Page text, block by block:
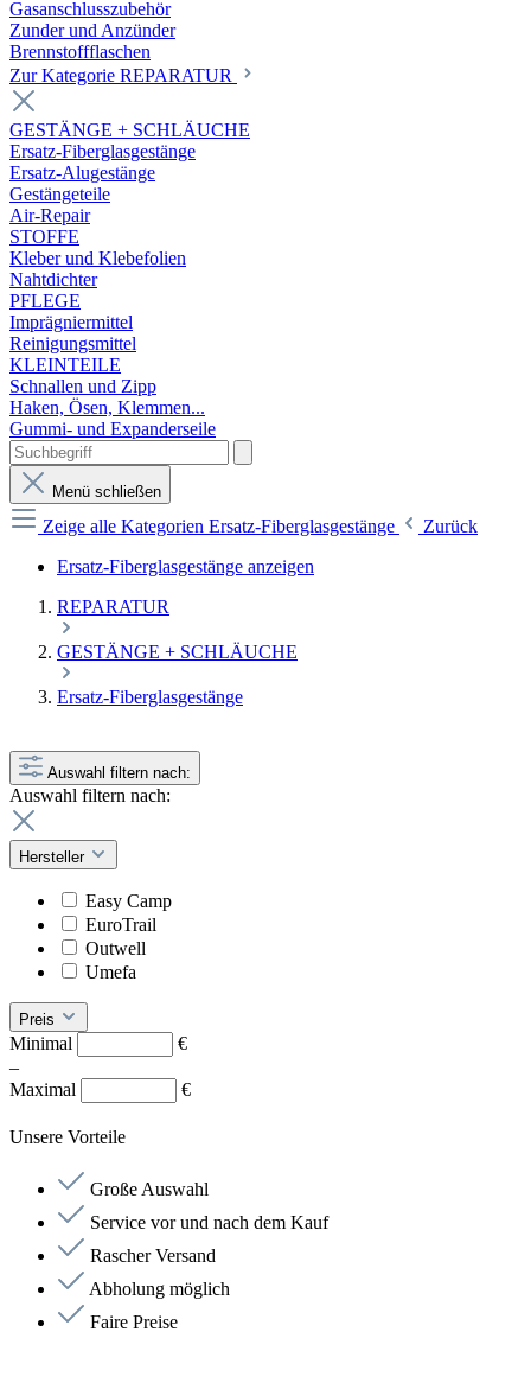
Gasanschlusszubehör
Zunder und Anzünder
Brennstoffflaschen
Zur Kategorie REPARATUR
GESTÄNGE + SCHLÄUCHE
Ersatz-Fiberglasgestänge
Ersatz-Alugestänge
Gestängeteile
Air-Repair
STOFFE
Kleber und Klebefolien
Nahtdichter
PFLEGE
Imprägniermittel
Reinigungsmittel
KLEINTEILE
Schnallen und Zipp
Haken, Ösen, Klemmen...
Gummi- und Expanderseile
Menü schließen
Zeige alle Kategorien Ersatz-Fiberglasgestänge
Zurück
Ersatz-Fiberglasgestänge anzeigen
REPARATUR
GESTÄNGE + SCHLÄUCHE
Ersatz-Fiberglasgestänge
Auswahl filtern nach:
Auswahl filtern nach:
Hersteller
Easy Camp
EuroTrail
Outwell
Umefa
Preis
Minimal
€
–
Maximal
€
Unsere Vorteile
Große Auswahl
Service vor und nach dem Kauf
Rascher Versand
Abholung möglich
Faire Preise